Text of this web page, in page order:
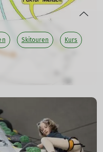
Skitouren Kurs
ab 19:00 im